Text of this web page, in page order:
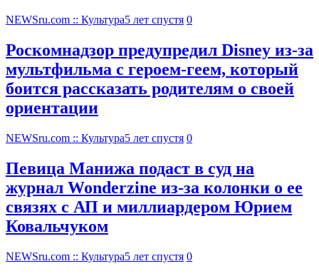
NEWSru.com :: Культура5 лет спустя 0
Роскомнадзор предупредил Disney из-за
мультфильма c героем-геем, который
боится рассказать родителям о своей
ориентации
NEWSru.com :: Культура5 лет спустя 0
Певица Манижа подаст в суд на
журнал Wonderzine из-за колонки о ее
связях с АП и миллиардером Юрием
Ковальчуком
NEWSru.com :: Культура5 лет спустя 0